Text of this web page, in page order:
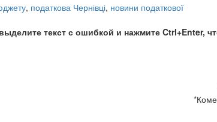
, податкова Чернівці, новини податкової
текст с ошибкой и нажмите Ctrl+Enter,
*